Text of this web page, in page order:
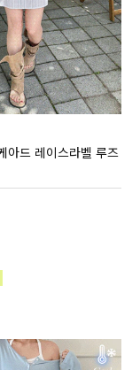
아드 레이스라벨 루즈